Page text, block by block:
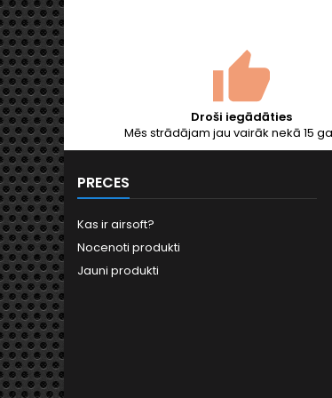
Droši iegādāties
Mēs strādājam jau vairāk nekā 15
PRECES
Kas ir airsoft?
Nocenoti produkti
Jauni produkti